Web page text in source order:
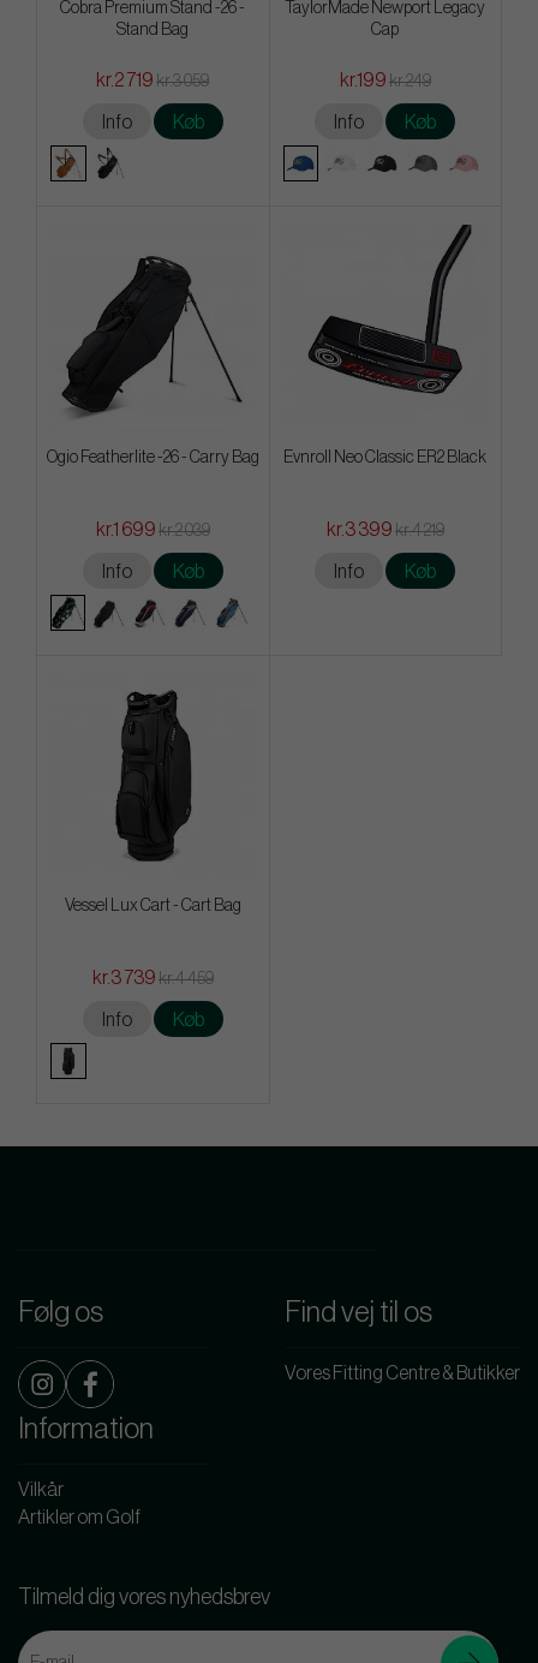
Cobra Premium Stand -26 -
Stand Bag
kr.2 719 kr.3 059
Info Køb
TaylorMade Newport Legacy
Cap
kr.199 kr.249
Info Køb
Ogio Featherlite -26 - Carry Bag
kr.1 699 kr.2 039
Info Køb
Evnroll Neo Classic ER2 Black
kr.3 399 kr.4 219
Info Køb
Vessel Lux Cart - Cart Bag
kr.3 739 kr.4 459
Info Køb
Følg os Find vej til os
Vores Fitting Centre & Butikker
Information
Vilkår
Artikler om Golf
Tilmeld dig vores nyhedsbrev